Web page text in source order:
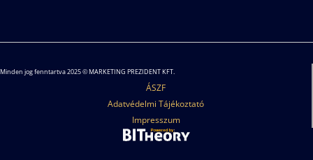
Minden jog fenntartva 2025 © MARKETING PREZIDENT KFT.
ÁSZF
Adatvédelmi Tájékoztató
Impresszum